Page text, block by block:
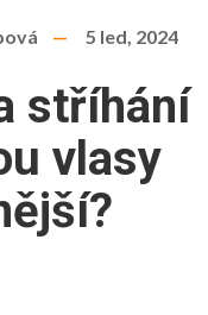
5 led, 2024
stříhání
vlasy